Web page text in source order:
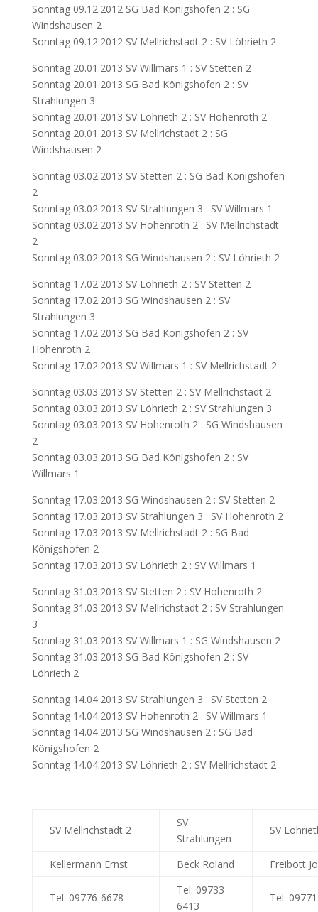
Sonntag 09.12.2012 SG Bad Königshofen 2 : SG
Windshausen 2
Sonntag 09.12.2012 SV Mellrichstadt 2 : SV Löhrieth 2
Sonntag 20.01.2013 SV Willmars 1 : SV Stetten 2
Sonntag 20.01.2013 SG Bad Königshofen 2 : SV
Strahlungen 3
Sonntag 20.01.2013 SV Löhrieth 2 : SV Hohenroth 2
Sonntag 20.01.2013 SV Mellrichstadt 2 : SG
Windshausen 2
Sonntag 03.02.2013 SV Stetten 2 : SG Bad Königshofen
2
Sonntag 03.02.2013 SV Strahlungen 3 : SV Willmars 1
Sonntag 03.02.2013 SV Hohenroth 2 : SV Mellrichstadt
2
Sonntag 03.02.2013 SG Windshausen 2 : SV Löhrieth 2
Sonntag 17.02.2013 SV Löhrieth 2 : SV Stetten 2
Sonntag 17.02.2013 SG Windshausen 2 : SV
Strahlungen 3
Sonntag 17.02.2013 SG Bad Königshofen 2 : SV
Hohenroth 2
Sonntag 17.02.2013 SV Willmars 1 : SV Mellrichstadt 2
Sonntag 03.03.2013 SV Stetten 2 : SV Mellrichstadt 2
Sonntag 03.03.2013 SV Löhrieth 2 : SV Strahlungen 3
Sonntag 03.03.2013 SV Hohenroth 2 : SG Windshausen
2
Sonntag 03.03.2013 SG Bad Königshofen 2 : SV
Willmars 1
Sonntag 17.03.2013 SG Windshausen 2 : SV Stetten 2
Sonntag 17.03.2013 SV Strahlungen 3 : SV Hohenroth 2
Sonntag 17.03.2013 SV Mellrichstadt 2 : SG Bad
Königshofen 2
Sonntag 17.03.2013 SV Löhrieth 2 : SV Willmars 1
Sonntag 31.03.2013 SV Stetten 2 : SV Hohenroth 2
Sonntag 31.03.2013 SV Mellrichstadt 2 : SV Strahlungen
3
Sonntag 31.03.2013 SV Willmars 1 : SG Windshausen 2
Sonntag 31.03.2013 SG Bad Königshofen 2 : SV
Löhrieth 2
Sonntag 14.04.2013 SV Strahlungen 3 : SV Stetten 2
Sonntag 14.04.2013 SV Hohenroth 2 : SV Willmars 1
Sonntag 14.04.2013 SG Windshausen 2 : SG Bad
Königshofen 2
Sonntag 14.04.2013 SV Löhrieth 2 : SV Mellrichstadt 2
SV Mellrichstadt 2
SV
Strahlungen
SV
Kellermann Ernst Beck Roland Freibott
Tel: 09776-6678
Tel: 09733-
6413
Tel: